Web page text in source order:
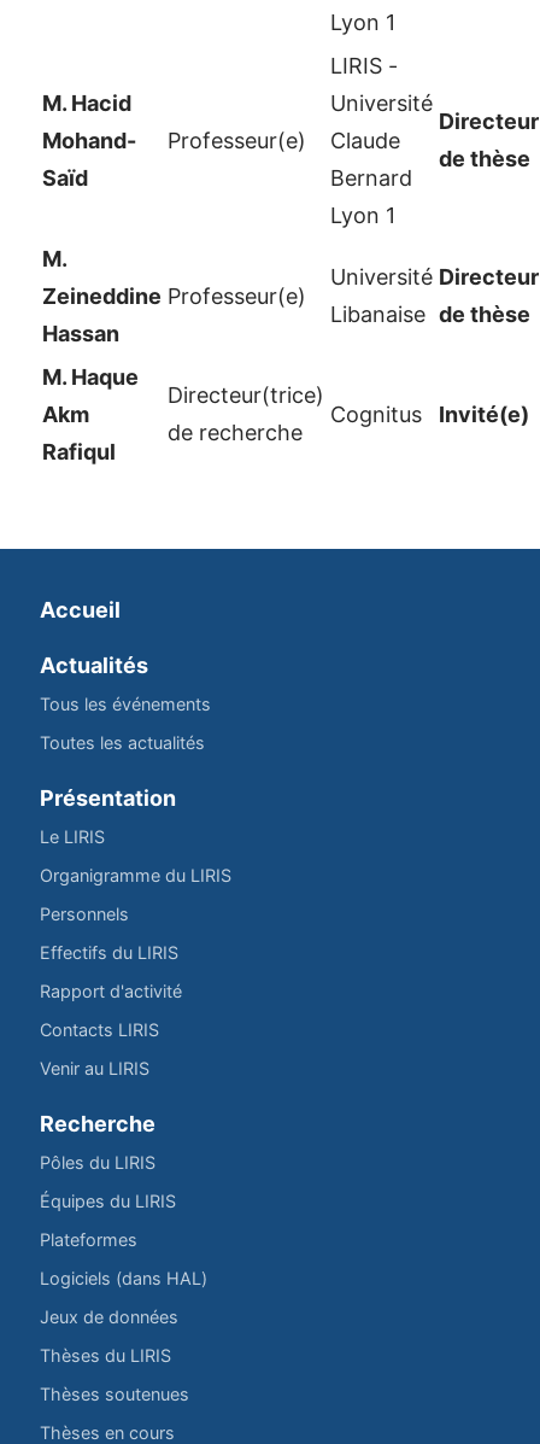
Lyon 1
M. Hacid
Mohand-
Saïd
Professeur(e)
LIRIS -
Université
Claude
Bernard
Lyon 1
de thèse
M.
Zeineddine
Hassan
Professeur(e)
Université
Libanaise de thèse
M. Haque
Akm
Rafiqul
Directeur(trice)
de recherche
Cognitus Invité(e)
Accueil
Actualités
Tous les événements
Toutes les actualités
Présentation
Le LIRIS
Organigramme du LIRIS
Personnels
Effectifs du LIRIS
Rapport d'activité
Contacts LIRIS
Venir au LIRIS
Recherche
Pôles du LIRIS
Équipes du LIRIS
Plateformes
Logiciels (dans HAL)
Jeux de données
Thèses du LIRIS
Thèses soutenues
Thèses en cours